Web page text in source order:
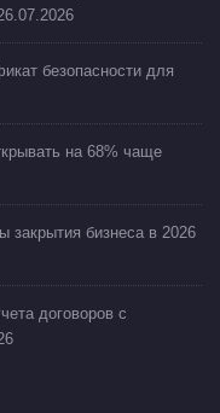
безопасности для
на 68% чаще
закрытия бизнеса в 2026
договоров с